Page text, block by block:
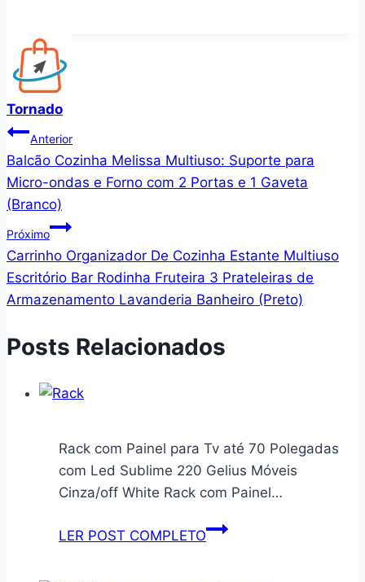
Tornado
Navegação
de
Post
Anterior
Balcão Cozinha Melissa Multiuso: Suporte para
Micro-ondas e Forno com 2 Portas e 1 Gaveta
(Branco)
Próximo
Carrinho Organizador De Cozinha Estante Multiuso
Escritório Bar Rodinha Fruteira 3 Prateleiras de
Armazenamento Lavanderia Banheiro (Preto)
Posts Relacionados
Rack com Painel para Tv até 70 Polegadas
com Led Sublime 220 Gelius Móveis
Cinza/off White Rack com Painel…
LER POST COMPLETORack